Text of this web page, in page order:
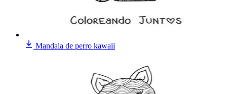
Mandala de perro kawaii